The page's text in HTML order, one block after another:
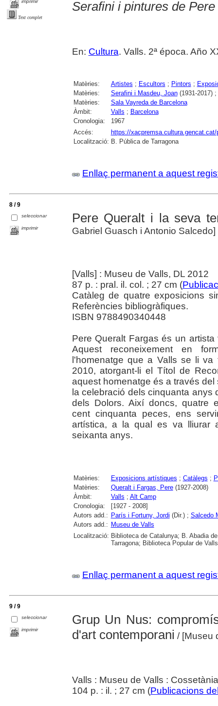
Text complet
Serafini i pintures de
En: Cultura. Valls. 2ª época. Año
Matèries: Artistes ; Escultors ; Pintors ;
Matèries:
Serafini i Masdeu, Joan(1931-2017) ;
Matèries:
Sala Vayreda de Barcelona
Àmbit:
Valls ; Barcelona
Cronologia:
1967
Accés:
https://xacpremsa.cultura.gencat.cat/
Localització: B. Pública de Tarragona
Enllaç permanent a aquest
8 / 9
seleccionar
imprimir
Pere Queralt i la seva
Gabriel Guasch i Antonio Salcedo]
[Valls] : Museu de Valls, DL 2012
87 p. : pral. il. col. ; 27 cm (
Catàleg de quatre exposicions
Referències bibliogràfiques.
ISBN 9788490340448
Pere Queralt Fargas és un
Aquest reconeixement en
l'homenatge que a Valls se li
2010, atorgant-li el Títol de
aquest homenatge és a través
la celebració dels cinquanta anys
dels Dolors. Així doncs, quatre
cent cinquanta peces, ens
artística, a la qual es va lliurar
seixanta anys.
Matèries: Exposicions artístiques ; Catàlegs ;
Matèries:
Queralt i Fargas, Pere(1927-2008)
Àmbit:
Valls ; Alt Camp
Cronologia:
[1927 - 2008]
Autors add.: París i Fortuny, Jordi (Dir.) ; Salcedo
Autors add.: Museu de Valls
Localització: Biblioteca de Catalunya; B. Abadia
Tarragona; Biblioteca Popular de Valls
Enllaç permanent a aquest
9 / 9
seleccionar
imprimir
Grup Un Nus:
d'art contemporani / [Museu
Valls : Museu de Valls :
104 p. : il. ; 27 cm (Publicacions